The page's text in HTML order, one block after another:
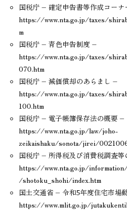
国税庁 – 確定申告書等作成コーナ
https://www.nta.go.jp/taxes/
m
国税庁 – 青色申告制度 –
https://www.nta.go.jp/taxes/
070.htm
国税庁 – 減価償却のあらまし –
https://www.nta.go.jp/taxes/
100.htm
国税庁 – 電子帳簿保存法の概要 –
https://www.nta.go.jp/law/joho-
zeikaishaku/sonota/jirei/
国税庁 – 所得税及び消費税調査
https://www.nta.go.jp/
/shotoku_shohi/index.htm
国土交通省 – 令和5年度住宅市場
https://www.mlit.go.jp/